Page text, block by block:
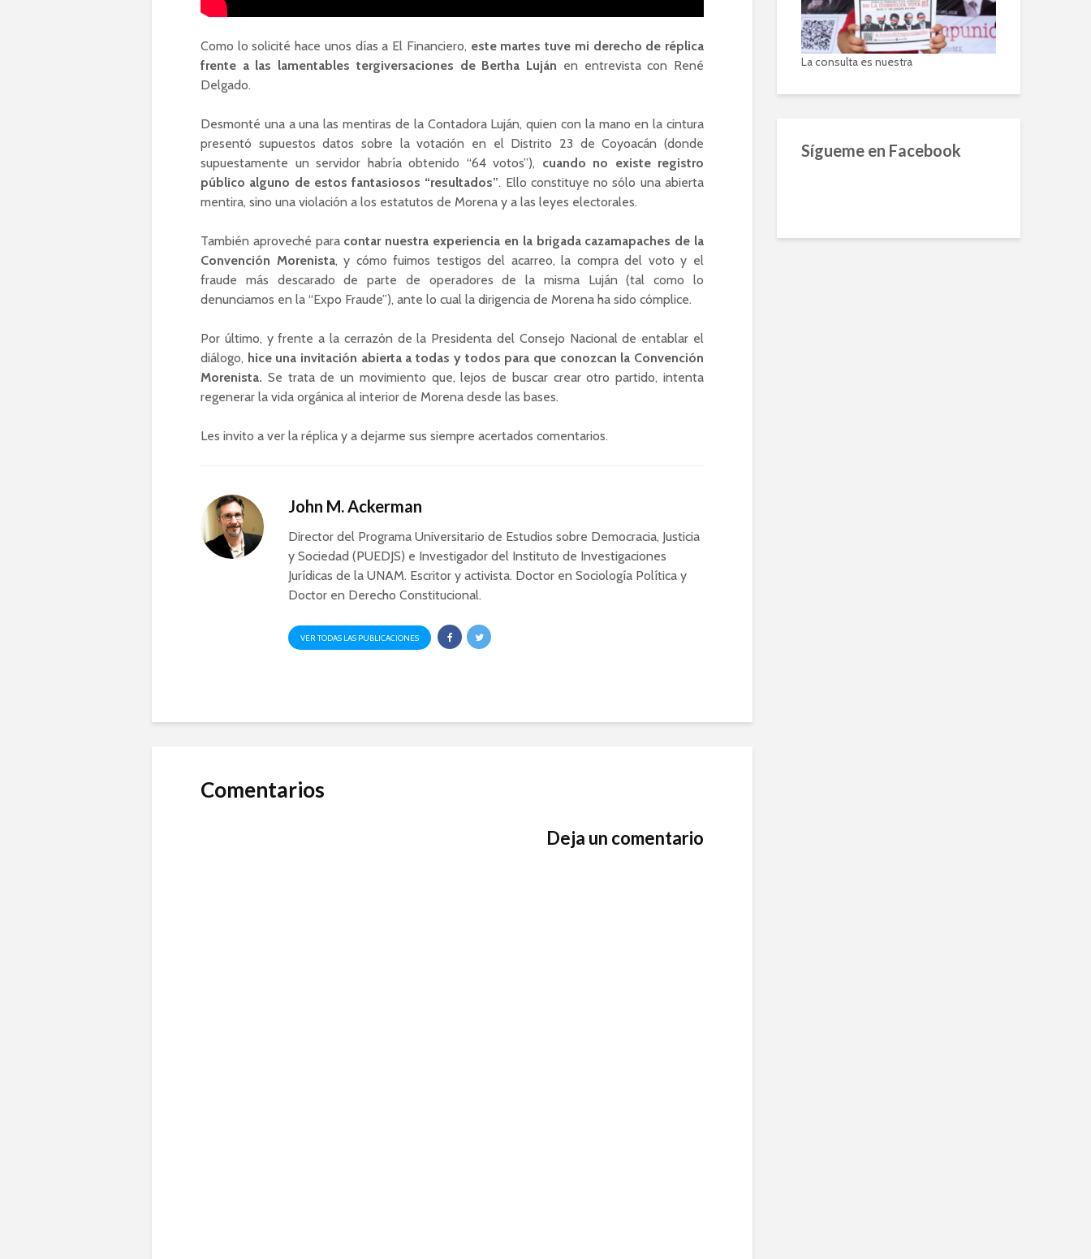
Como lo solicité hace unos días a El Financiero, este martes tuve mi derecho de réplica
frente a las lamentables tergiversaciones de Bertha Luján en entrevista con René
Delgado.
Desmonté una a una las mentiras de la Contadora Luján, quien con la mano en la cintura
presentó supuestos datos sobre la votación en el Distrito 23 de Coyoacán (donde
supuestamente un servidor habría obtenido “64 votos”), cuando no existe registro
público alguno de estos fantasiosos “resultados”. Ello constituye no sólo una abierta
mentira, sino una violación a los estatutos de Morena y a las leyes electorales.
También aproveché para contar nuestra experiencia en la brigada cazamapaches de la
Convención Morenista, y cómo fuimos testigos del acarreo, la compra del voto y el
fraude más descarado de parte de operadores de la misma Luján (tal como lo
denunciamos en la “Expo Fraude”), ante lo cual la dirigencia de Morena ha sido cómplice.
Por último, y frente a la cerrazón de la Presidenta del Consejo Nacional de entablar el
diálogo, hice una invitación abierta a todas y todos para que conozcan la Convención
Morenista. Se trata de un movimiento que, lejos de buscar crear otro partido, intenta
regenerar la vida orgánica al interior de Morena desde las bases.
Les invito a ver la réplica y a dejarme sus siempre acertados comentarios.
John M. Ackerman
Director del Programa Universitario de Estudios sobre Democracia, Justicia
y Sociedad (PUEDJS) e Investigador del Instituto de Investigaciones
Jurídicas de la UNAM. Escritor y activista. Doctor en Sociología Política y
Doctor en Derecho Constitucional.
VER TODAS LAS PUBLICACIONES
Comentarios
Deja un comentario
La consulta es nuestra
Sígueme en Facebook